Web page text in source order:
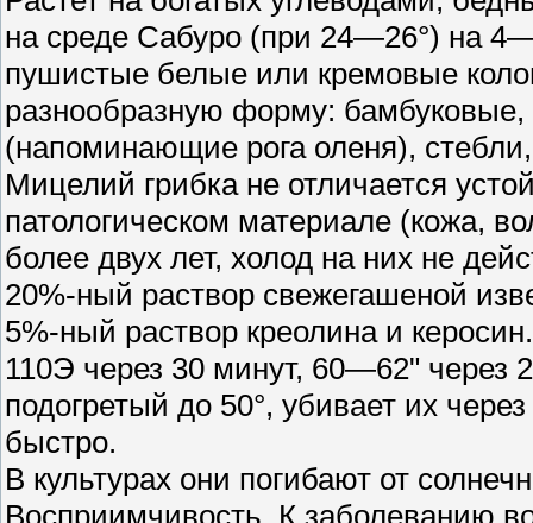
на среде Сабуро (при 24—26°) на
пушистые белые или кремовые
разнообразную форму:
(напоминающие рога оленя),
Мицелий грибка не отличается
патологическом материале (кожа,
более двух лет, холод на них не
20%-ный раствор свежегашеной
5%-ный раствор креолина и
110Э через 30 минут, 60—62" через
подогретый до 50°, убивает их
быстро.
В культурах они погибают от